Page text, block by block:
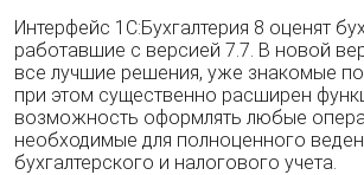
Интерфейс 1С:Бухгалтерия 8 оценят
работавшие с версией 7.7. В новой
все лучшие решения, уже знакомые
при этом существенно расширен
возможность оформлять любые
необходимые для полноценного
бухгалтерского и налогового учета.